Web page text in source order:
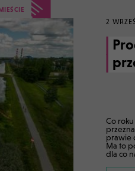
2
Co
prawie
Ma to
dla co